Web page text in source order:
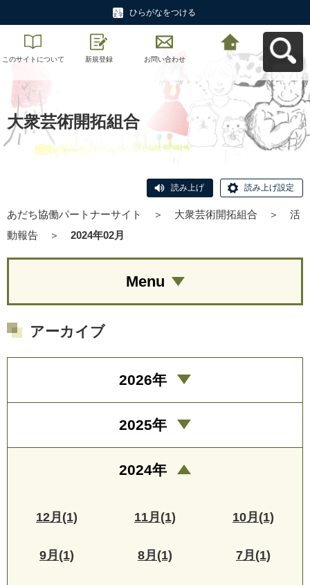
ひらがなをつける
このサイトについて 新規登録 お問い合わせ
あだち協働パートナ
ーサイトへ戻る
大衆芸術開拓組合
読み上げ 読み上げ設定
あだち協働パートナーサイト ＞ 大衆芸術開拓組合 ＞
活
動報告
＞ 2024年02月
Menu
アーカイブ
2026年
2025年
2024年
12月(1) 11月(1) 10月(1)
9月(1) 8月(1) 7月(1)